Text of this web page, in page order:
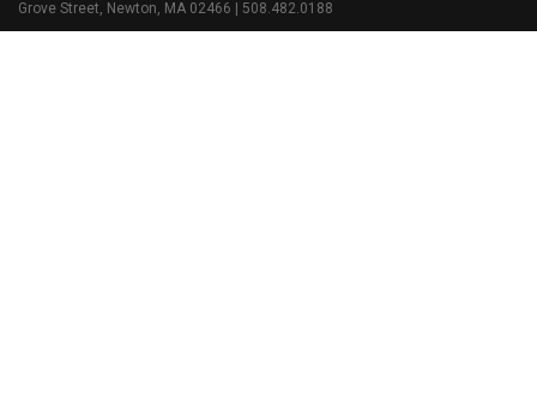
Grove Street, Newton, MA 02466 | 508.482.0188